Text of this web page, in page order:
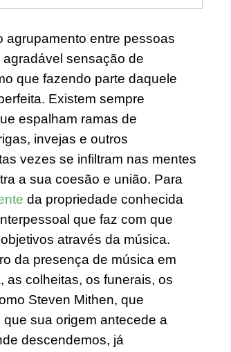
agrupamento entre pessoas
sensação de
que fazendo parte daquele
Existem sempre
espalham ramas de
invejas e outros
vezes se infiltram nas mentes
a sua coesão e união. Para
da propriedade conhecida
que faz com que
objetivos através da música.
da presença de música em
as colheitas, os funerais, os
Steven Mithen, que
sua origem antecede a
descendemos, já